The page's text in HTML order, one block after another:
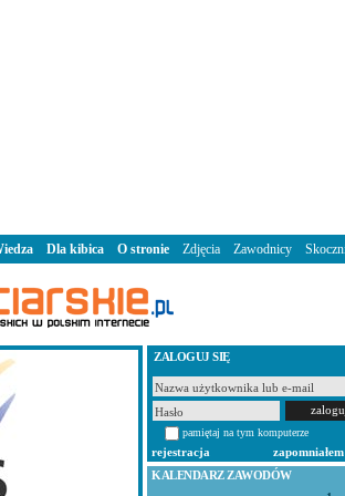
ZALOGUJ SIĘ
pamiętaj na tym komputerze
rejestracja
zapomniałem
KALENDARZ ZAWODÓW
Dla kibica O stronie Zdjęcia Zawodnicy